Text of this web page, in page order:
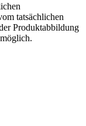
tatsächlichen
Produktabbildung